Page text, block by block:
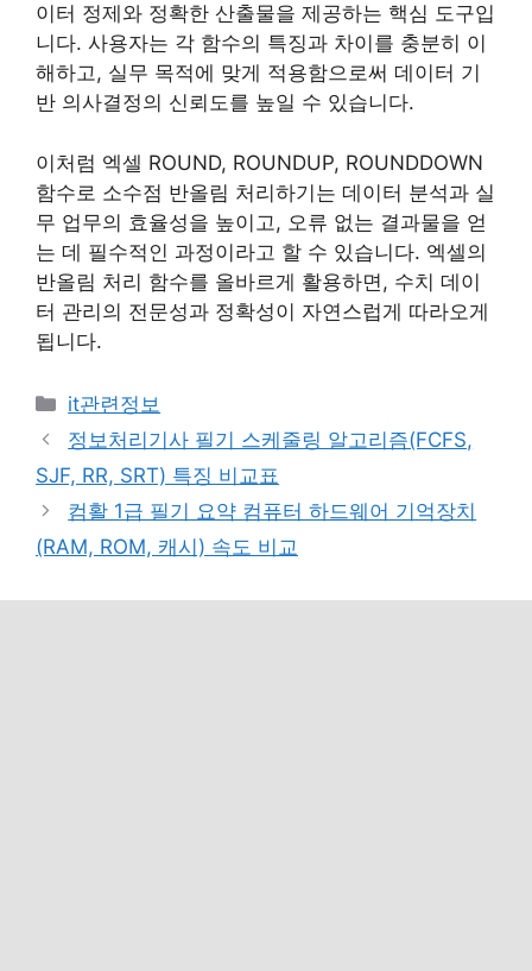
이터 정제와 정확한 산출물을 제공하는 핵심 도구입
니다. 사용자는 각 함수의 특징과 차이를 충분히 이
해하고, 실무 목적에 맞게 적용함으로써 데이터 기
반 의사결정의 신뢰도를 높일 수 있습니다.
이처럼 엑셀 ROUND, ROUNDUP, ROUNDDOWN
함수로 소수점 반올림 처리하기는 데이터 분석과 실
무 업무의 효율성을 높이고, 오류 없는 결과물을 얻
는 데 필수적인 과정이라고 할 수 있습니다. 엑셀의
반올림 처리 함수를 올바르게 활용하면, 수치 데이
터 관리의 전문성과 정확성이 자연스럽게 따라오게
됩니다.
카
테
리
it관련정보
정보처리기사 필기 스케줄링 알고리즘(FCFS,
SJF, RR, SRT) 특징 비교표
컴활 1급 필기 요약 컴퓨터 하드웨어 기억장치
(RAM, ROM, 캐시) 속도 비교